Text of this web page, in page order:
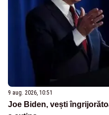
9 aug. 2026, 10:51
Joe Biden, vești